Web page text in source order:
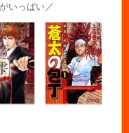
いっぱい／